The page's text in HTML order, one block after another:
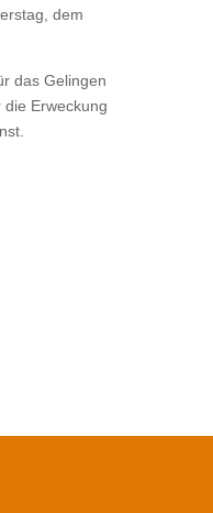
dem
das Gelingen
Erweckung